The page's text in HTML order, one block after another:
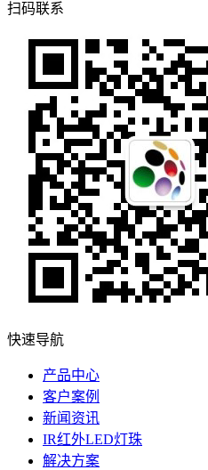
扫码联系
快速导航
产品中心
客户案例
新闻资讯
IR红外LED灯珠
解决方案